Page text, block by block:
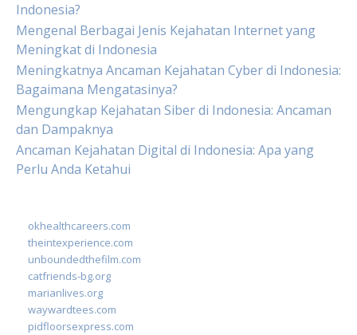
Indonesia?
Mengenal Berbagai Jenis Kejahatan Internet yang
Meningkat di Indonesia
Meningkatnya Ancaman Kejahatan Cyber di Indonesia:
Bagaimana Mengatasinya?
Mengungkap Kejahatan Siber di Indonesia: Ancaman
dan Dampaknya
Ancaman Kejahatan Digital di Indonesia: Apa yang
Perlu Anda Ketahui
okhealthcareers.com
theintexperience.com
unboundedthefilm.com
catfriends-bg.org
marianlives.org
waywardtees.com
pidfloorsexpress.com